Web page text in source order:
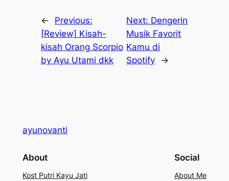
←
Previous:
[Review] Kisah-
kisah Orang Scorpio
by Ayu Utami dkk
Next: Dengerin
Musik Favorit
Kamu di
Spotify
→
ayunovanti
About
Kost Putri Kayu Jati
Social
About Me